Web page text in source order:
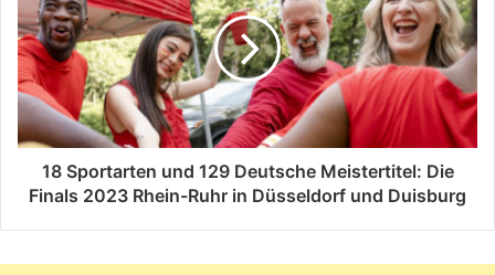
18 Sportarten und 129 Deutsche Meistertitel: Die
Finals 2023 Rhein-Ruhr in Düsseldorf und Duisburg